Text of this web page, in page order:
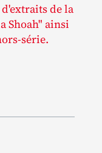
de la
Shoah" ainsi
série.